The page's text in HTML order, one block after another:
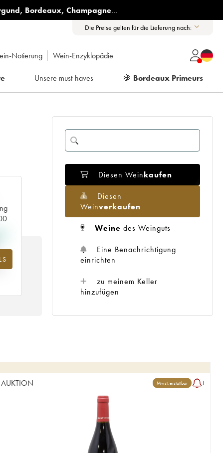
, Bordeaux, Champagne...
Die Preise gelten für die Lieferung nach:
Notierung Wein-Enzyklopädie
Unsere must-haves 🍇 Bordeaux Primeurs
Diesen Weinkaufen
Diesen
Weinverkaufen
Weine des Weinguts
Eine Benachrichtigung
einrichten
zu meinem Keller
hinzufügen
AUKTION Mwst. erstattbar 1